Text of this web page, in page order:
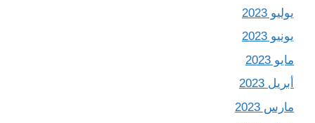
يوليو 2023
يونيو 2023
مايو 2023
أبريل 2023
مارس 2023